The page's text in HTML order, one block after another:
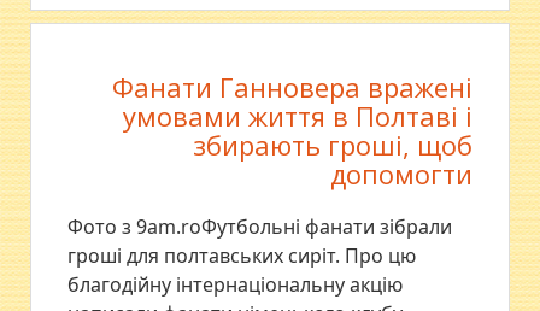
Фанати Ганновера вражені
умовами життя в Полтаві і
збирають гроші, щоб
допомогти
Фото з 9am.roФутбольні фанати зібрали
гроші для полтавських сиріт. Про цю
благодійну інтернаціональну акцію